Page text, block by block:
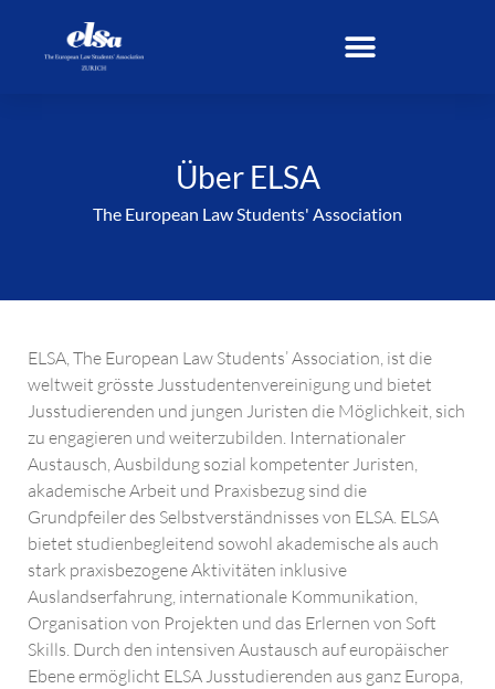
Über ELSA
The European Law Students' Association
ELSA, The European Law Students’ Association, ist die
weltweit grösste Jusstudentenvereinigung und bietet
Jusstudierenden und jungen Juristen die Möglichkeit, sich
zu engagieren und weiterzubilden. Internationaler
Austausch, Ausbildung sozial kompetenter Juristen,
akademische Arbeit und Praxisbezug sind die
Grundpfeiler des Selbstverständnisses von ELSA. ELSA
bietet studienbegleitend sowohl akademische als auch
stark praxisbezogene Aktivitäten inklusive
Auslandserfahrung, internationale Kommunikation,
Organisation von Projekten und das Erlernen von Soft
Skills. Durch den intensiven Austausch auf europäischer
Ebene ermöglicht ELSA Jusstudierenden aus ganz Europa,